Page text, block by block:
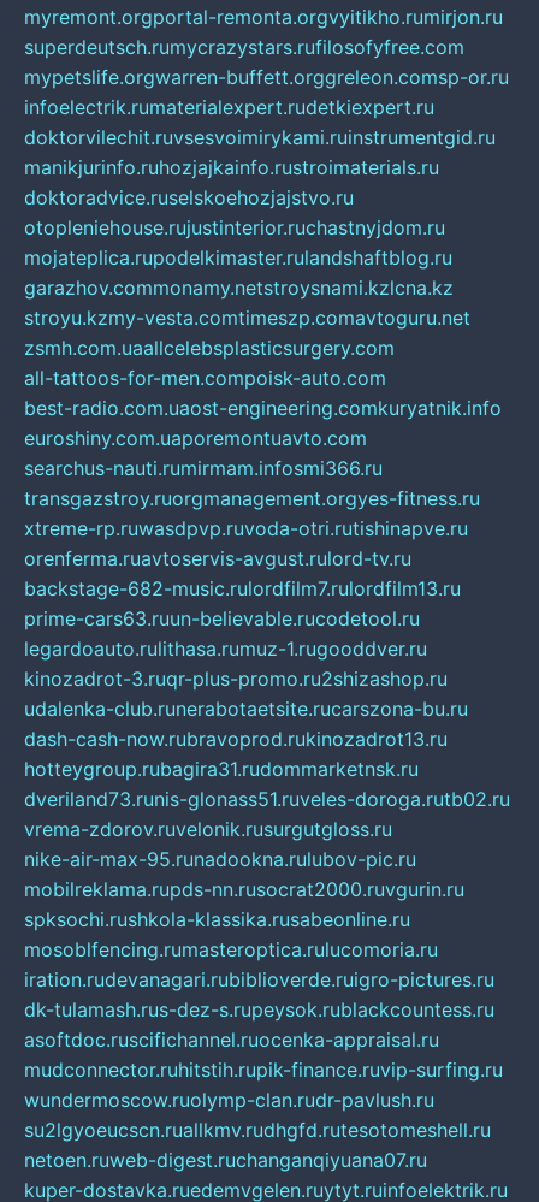
myremont.orgportal-remonta.orgvyitikho.rumirjon.ru
superdeutsch.rumycrazystars.rufilosofyfree.com
mypetslife.orgwarren-buffett.orggreleon.comsp-or.ru
infoelectrik.rumaterialexpert.rudetkiexpert.ru
doktorvilechit.ruvsesvoimirykami.ruinstrumentgid.ru
manikjurinfo.ruhozjajkainfo.rustroimaterials.ru
doktoradvice.ruselskoehozjajstvo.ru
otopleniehouse.rujustinterior.ruchastnyjdom.ru
mojateplica.rupodelkimaster.rulandshaftblog.ru
garazhov.commonamy.netstroysnami.kzlcna.kz
stroyu.kzmy-vesta.comtimeszp.comavtoguru.net
zsmh.com.uaallcelebsplasticsurgery.com
all-tattoos-for-men.compoisk-auto.com
best-radio.com.uaost-engineering.comkuryatnik.info
euroshiny.com.uaporemontuavto.com
searchus-nauti.rumirmam.infosmi366.ru
transgazstroy.ruorgmanagement.orgyes-fitness.ru
xtreme-rp.ruwasdpvp.ruvoda-otri.rutishinapve.ru
orenferma.ruavtoservis-avgust.rulord-tv.ru
backstage-682-music.rulordfilm7.rulordfilm13.ru
prime-cars63.ruun-believable.rucodetool.ru
legardoauto.rulithasa.rumuz-1.rugooddver.ru
kinozadrot-3.ruqr-plus-promo.ru2shizashop.ru
udalenka-club.runerabotaetsite.rucarszona-bu.ru
dash-cash-now.rubravoprod.rukinozadrot13.ru
hotteygroup.rubagira31.rudommarketnsk.ru
dveriland73.runis-glonass51.ruveles-doroga.rutb02.ru
vrema-zdorov.ruvelonik.rusurgutgloss.ru
nike-air-max-95.runadookna.rulubov-pic.ru
mobilreklama.rupds-nn.rusocrat2000.ruvgurin.ru
spksochi.rushkola-klassika.rusabeonline.ru
mosoblfencing.rumasteroptica.rulucomoria.ru
iration.rudevanagari.rubiblioverde.ruigro-pictures.ru
dk-tulamash.rus-dez-s.rupeysok.rublackcountess.ru
asoftdoc.ruscifichannel.ruocenka-appraisal.ru
mudconnector.ruhitstih.rupik-finance.ruvip-surfing.ru
wundermoscow.ruolymp-clan.rudr-pavlush.ru
su2lgyoeucscn.ruallkmv.rudhgfd.rutesotomeshell.ru
netoen.ruweb-digest.ruchanganqiyuana07.ru
kuper-dostavka.ruedemvgelen.ruytyt.ruinfoelektrik.ru